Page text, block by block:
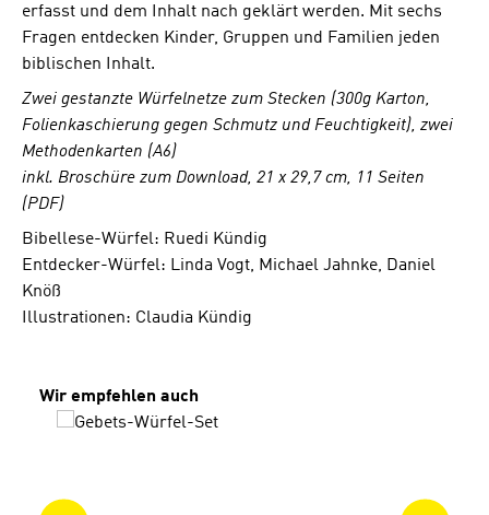
erfasst und dem Inhalt nach geklärt werden. Mit sechs
Fragen entdecken Kinder, Gruppen und Familien jeden
biblischen Inhalt.
Zwei gestanzte Würfelnetze zum Stecken (300g Karton,
Folienkaschierung gegen Schmutz und Feuchtigkeit), zwei
Methodenkarten (A6)
inkl. Broschüre zum Download, 21 x 29,7 cm, 11 Seiten
(PDF)
Bibellese-Würfel: Ruedi Kündig
Entdecker-Würfel: Linda Vogt, Michael Jahnke, Daniel
Knöß
Illustrationen: Claudia Kündig
Produktgalerie überspringen
Wir empfehlen auch